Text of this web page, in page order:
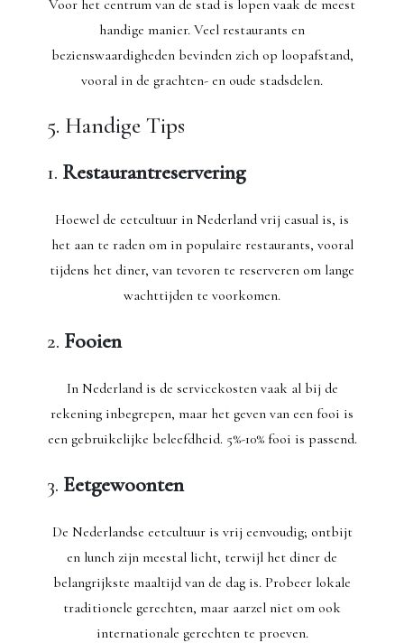
Voor het centrum van de stad is lopen vaak de meest
handige manier. Veel restaurants en
bezienswaardigheden bevinden zich op loopafstand,
vooral in de grachten- en oude stadsdelen.
5. Handige Tips
1. Restaurantreservering
Hoewel de eetcultuur in Nederland vrij casual is, is
het aan te raden om in populaire restaurants, vooral
tijdens het diner, van tevoren te reserveren om lange
wachttijden te voorkomen.
2. Fooien
In Nederland is de servicekosten vaak al bij de
rekening inbegrepen, maar het geven van een fooi is
een gebruikelijke beleefdheid. 5%-10% fooi is passend.
3. Eetgewoonten
De Nederlandse eetcultuur is vrij eenvoudig; ontbijt
en lunch zijn meestal licht, terwijl het diner de
belangrijkste maaltijd van de dag is. Probeer lokale
traditionele gerechten, maar aarzel niet om ook
internationale gerechten te proeven.